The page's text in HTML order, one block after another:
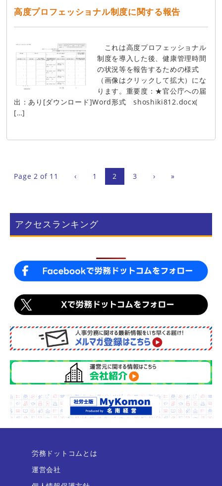
高度プロフェッショナル制度に関する報告
これは高度プロフェッショナル
制度を導入した後、健康管理時間
の状況等を報告するための様式
（画像はクリックして拡大）にな
ります。重要度：★官公庁への届
出：あり[ダウンロード]Word形式 shoshiki812.docx(
[…]
Page 2 of 11 ‹ 1 2 3 › »
アクセスランキング
労務ドットコムとは
運営会社